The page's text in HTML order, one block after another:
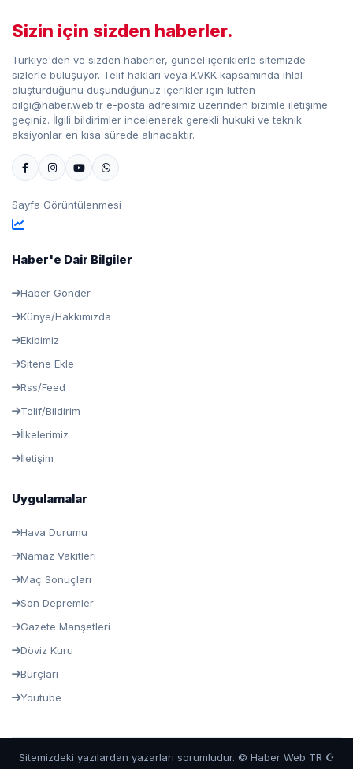
Sizin için sizden haberler.
Türkiye'den ve sizden haberler, güncel içeriklerle sitemizde
sizlerle buluşuyor. Telif hakları veya KVKK kapsamında ihlal
oluşturduğunu düşündüğünüz içerikler için lütfen
bilgi@haber.web.tr e-posta adresimiz üzerinden bizimle iletişime
geçiniz. İlgili bildirimler incelenerek gerekli hukuki ve teknik
aksiyonlar en kısa sürede alınacaktır.
Sayfa Görüntülenmesi
Haber'e Dair Bilgiler
Haber Gönder
Künye/Hakkımızda
Ekibimiz
Sitene Ekle
Rss/Feed
Telif/Bildirim
İlkelerimiz
İletişim
Uygulamalar
Hava Durumu
Namaz Vakitleri
Maç Sonuçları
Son Depremler
Gazete Manşetleri
Döviz Kuru
Burçları
Youtube
Sitemizdeki yazılardan yazarları sorumludur. © Haber Web TR ☪